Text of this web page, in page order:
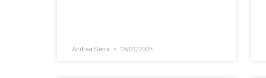
Andrea Serra 16/01/2024